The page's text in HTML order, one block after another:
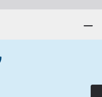
Knappkrage/Button